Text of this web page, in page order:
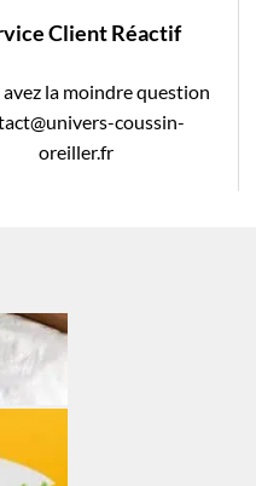
Client Réactif
avez la moindre question
coussin-
oreiller.fr